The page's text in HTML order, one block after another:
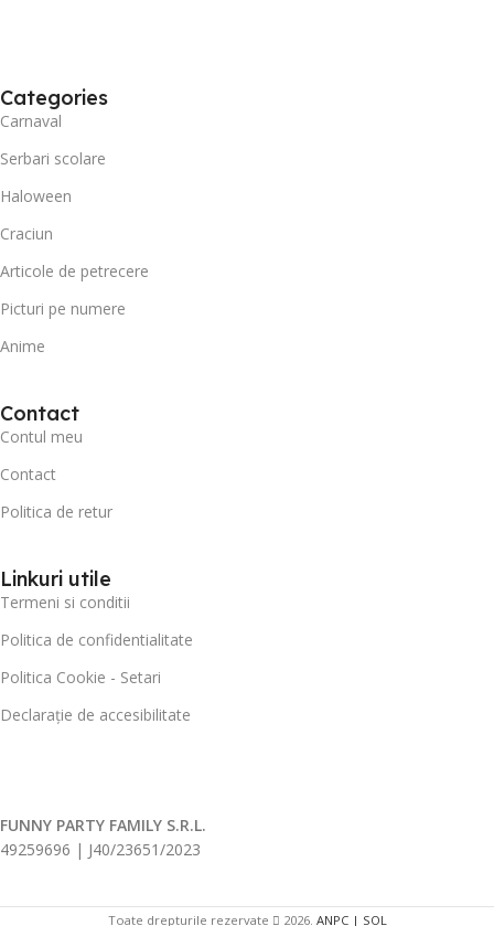
Categories
Carnaval
Serbari scolare
Haloween
Craciun
Articole de petrecere
Picturi pe numere
Anime
Contact
Contul meu
Contact
Politica de retur
Linkuri utile
Termeni si conditii
Politica de confidentialitate
Politica Cookie - Setari
Declarație de accesibilitate
FUNNY PARTY FAMILY S.R.L.
49259696 | J40/23651/2023
Toate drepturile rezervate 2026. ANPC | SOL